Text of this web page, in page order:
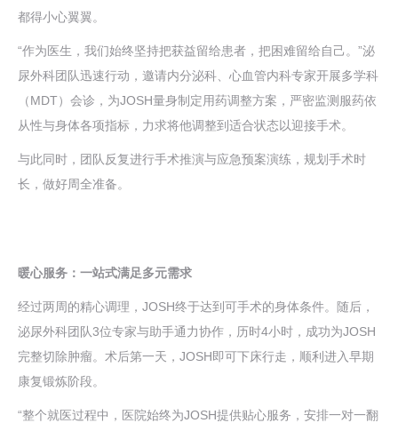
都得小心翼翼。
“作为医生，我们始终坚持把获益留给患者，把困难留给自己。”泌
尿外科团队迅速行动，邀请内分泌科、心血管内科专家开展多学科
（MDT）会诊，为JOSH量身制定用药调整方案，严密监测服药依
从性与身体各项指标，力求将他调整到适合状态以迎接手术。
与此同时，团队反复进行手术推演与应急预案演练，规划手术时
长，做好周全准备。
暖心服务：一站式满足多元需求
经过两周的精心调理，JOSH终于达到可手术的身体条件。随后，
泌尿外科团队3位专家与助手通力协作，历时4小时，成功为JOSH
完整切除肿瘤。术后第一天，JOSH即可下床行走，顺利进入早期
康复锻炼阶段。
“整个就医过程中，医院始终为JOSH提供贴心服务，安排一对一翻